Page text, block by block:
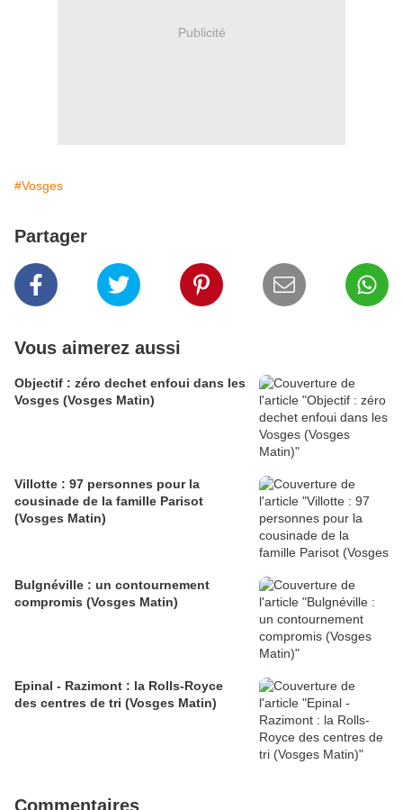
Publicité
#Vosges
Partager
Vous aimerez aussi
Objectif : zéro dechet enfoui dans les
Vosges (Vosges Matin)
Villotte : 97 personnes pour la
cousinade de la famille Parisot
(Vosges Matin)
Bulgnéville : un contournement
compromis (Vosges Matin)
Epinal - Razimont : la Rolls-Royce
des centres de tri (Vosges Matin)
Commentaires